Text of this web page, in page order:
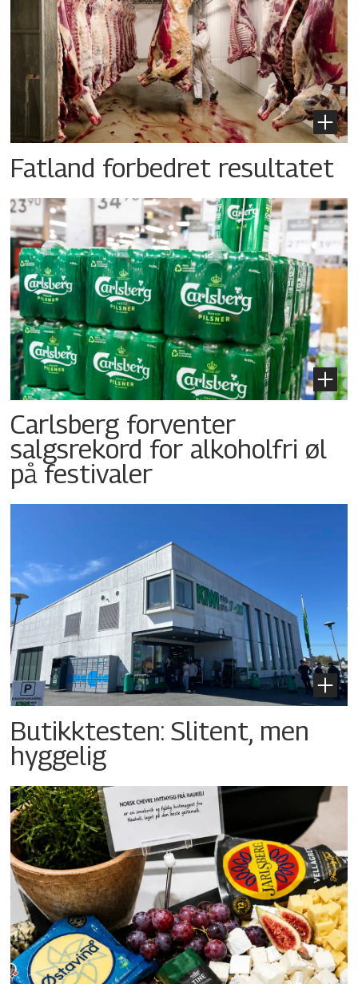
Fatland forbedret resultatet
Carlsberg forventer
salgsrekord for alkoholfri øl
på festivaler
Butikktesten: Slitent, men
hyggelig